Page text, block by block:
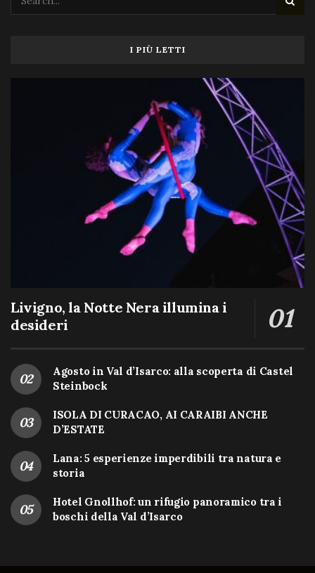
I PIÙ LETTI
Livigno, la Notte Nera illumina i
desideri
Agosto in Val d’Isarco: alla scoperta di Castel
Steinbock
ISOLA DI CURACAO, AI CARAIBI ANCHE
D’ESTATE
Lana: 5 esperienze imperdibili tra natura e
storia
Hotel Gnollhof: un rifugio panoramico tra i
boschi della Val d’Isarco